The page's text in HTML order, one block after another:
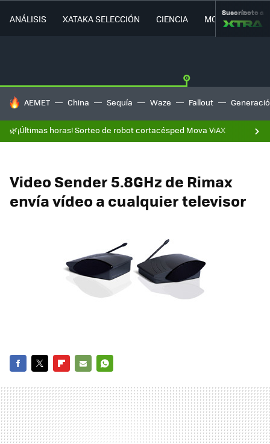
ANÁLISIS XATAKA SELECCIÓN CIENCIA MOVILIDAD
Suscríbete a
HOY SE HABLA DE
AEMET China Sequía Waze Fallout
🌿¡Últimas horas! Sorteo de robot cortacésped Mova ViAX
Video Sender 5.8GHz de Rimax
envía vídeo a cualquier televisor
MAIL